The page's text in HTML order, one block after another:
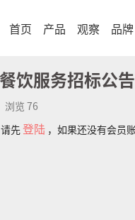
首页 产品 观察 品牌
饮服务招标公告
览 76
先 登陆 ，如果还没有会员